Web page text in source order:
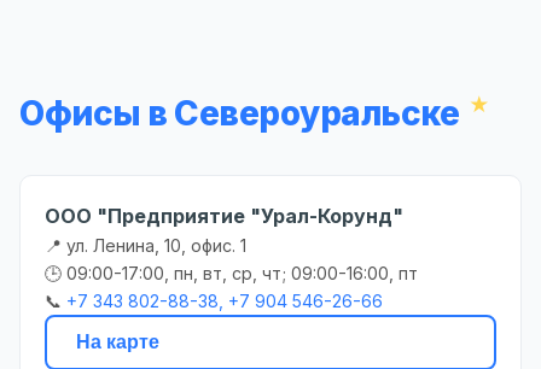
Офисы в Североуральске
ООО "Предприятие "Урал-Корунд"
📍 ул. Ленина, 10, офис. 1
🕒 09:00-17:00, пн, вт, ср, чт; 09:00-16:00, пт
📞 +7 343 802-88-38, +7 904 546-26-66
На карте